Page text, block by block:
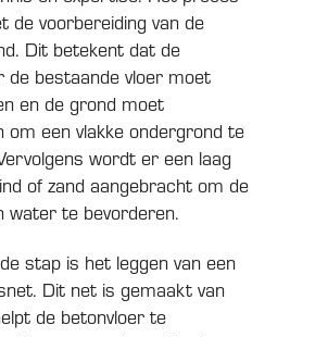
de voorbereiding van de
Dit betekent dat de
de bestaande vloer moet
en de grond moet
om een vlakke ondergrond te
wordt er een laag
of zand aangebracht om de
water te bevorderen.
stap is het leggen van een
Dit net is gemaakt van
de betonvloer te